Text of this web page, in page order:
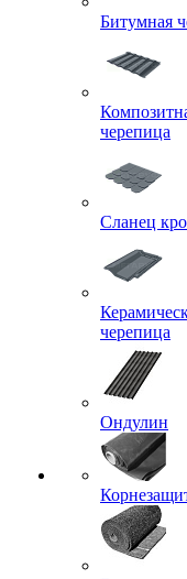
Битумная
черепица
Сланец
черепица
Ондулин